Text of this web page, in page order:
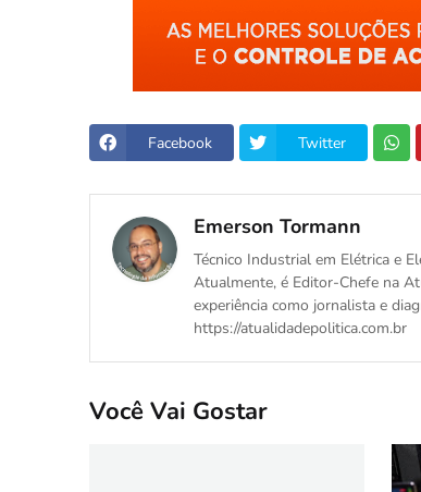
Facebook Twitter
Emerson Tormann
Técnico Industrial em Elétrica e
Atualmente, é Editor-Chefe na
experiência como jornalista e
https://atualidadepolitica.com.br
Você Vai Gostar